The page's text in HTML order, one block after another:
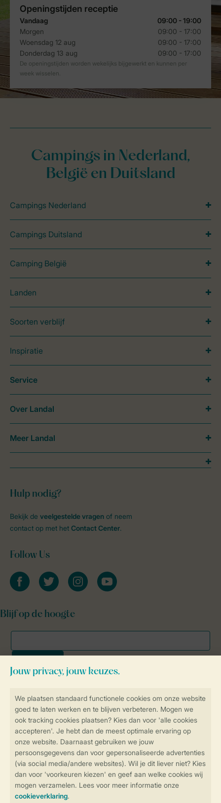
Controle over jouw gegevens &
Veilig en snel online boeken
SSL certificaat
Veilige gegevensoverdracht
Campings in Nederland,
België en Duitsland
Campings Nederland
Campings Duitsland
Camping België
Landen
Soorten verblijf
Inspiratie
Hulp nodig?
Bekijk de veelgestelde vragen of neem
contact op met het Contact Center.
Follow Us
facebooktwitter instagramyoutube
Blijf op de hoogte
Service
Over Landal
Meer Landal